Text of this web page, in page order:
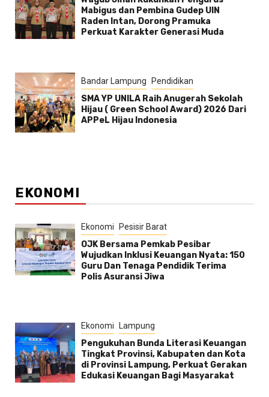
Mabigus dan Pembina Gudep UIN
Raden Intan, Dorong Pramuka
Perkuat Karakter Generasi Muda
Bandar Lampung Pendidikan
SMA YP UNILA Raih Anugerah Sekolah
Hijau ( Green School Award) 2026 Dari
APPeL Hijau Indonesia
EKONOMI
Ekonomi Pesisir Barat
OJK Bersama Pemkab Pesibar
Wujudkan Inklusi Keuangan Nyata: 150
Guru Dan Tenaga Pendidik Terima
Polis Asuransi Jiwa
Ekonomi Lampung
Pengukuhan Bunda Literasi Keuangan
Tingkat Provinsi, Kabupaten dan Kota
di Provinsi Lampung, Perkuat Gerakan
Edukasi Keuangan Bagi Masyarakat